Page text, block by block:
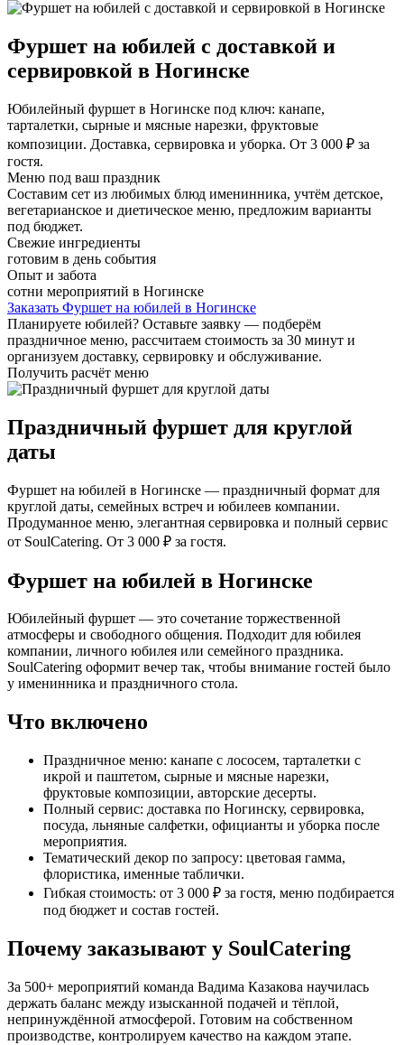
Фуршет на юбилей с доставкой и
сервировкой в Ногинске
Юбилейный фуршет в Ногинске под ключ: канапе,
тарталетки, сырные и мясные нарезки, фруктовые
композиции. Доставка, сервировка и уборка. От 3 000 ₽ за
гостя.
Меню под ваш праздник
Составим сет из любимых блюд именинника, учтём детское,
вегетарианское и диетическое меню, предложим варианты
под бюджет.
Свежие ингредиенты
готовим в день события
Опыт и забота
сотни мероприятий в Ногинске
Заказать Фуршет на юбилей в Ногинске
Планируете юбилей? Оставьте заявку — подберём
праздничное меню, рассчитаем стоимость за 30 минут и
организуем доставку, сервировку и обслуживание.
Получить расчёт меню
Праздничный фуршет для круглой
даты
Фуршет на юбилей в Ногинске — праздничный формат для
круглой даты, семейных встреч и юбилеев компании.
Продуманное меню, элегантная сервировка и полный сервис
от SoulCatering. От 3 000 ₽ за гостя.
Фуршет на юбилей в Ногинске
Юбилейный фуршет — это сочетание торжественной
атмосферы и свободного общения. Подходит для юбилея
компании, личного юбилея или семейного праздника.
SoulCatering оформит вечер так, чтобы внимание гостей было
у именинника и праздничного стола.
Что включено
Праздничное меню: канапе с лососем, тарталетки с
икрой и паштетом, сырные и мясные нарезки,
фруктовые композиции, авторские десерты.
Полный сервис: доставка по Ногинску, сервировка,
посуда, льняные салфетки, официанты и уборка после
мероприятия.
Тематический декор по запросу: цветовая гамма,
флористика, именные таблички.
Гибкая стоимость: от 3 000 ₽ за гостя, меню подбирается
под бюджет и состав гостей.
Почему заказывают у SoulCatering
За 500+ мероприятий команда Вадима Казакова научилась
держать баланс между изысканной подачей и тёплой,
непринуждённой атмосферой. Готовим на собственном
производстве, контролируем качество на каждом этапе.